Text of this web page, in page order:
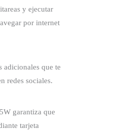
y ejecutar
por internet
adicionales que te
redes sociales.
garantiza que
tarjeta